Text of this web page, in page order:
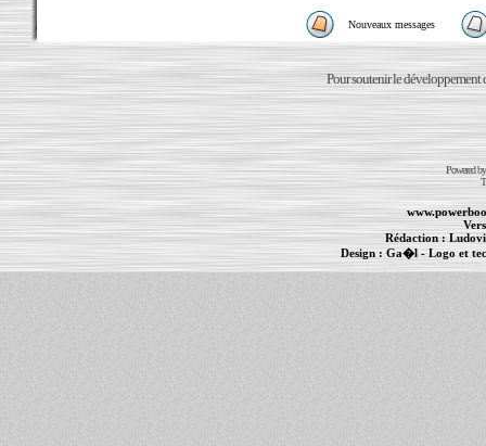
Nouveaux messages
Pour soutenir le développement
Powered
Rédaction :
Design : Ga�l- Logo et